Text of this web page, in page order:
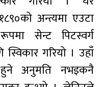
अन्त्यमा एउटा
सेन्ट पिटस्वर्ग
स्विकार गरियो । उहाँ
अनुमति नभइकनै